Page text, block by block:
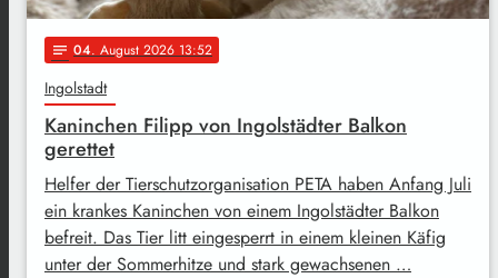
notes 04. August 2026 13:52
Ingolstadt
Kaninchen Filipp von Ingolstädter Balkon
gerettet
Helfer der Tierschutzorganisation PETA haben Anfang Juli
ein krankes Kaninchen von einem Ingolstädter Balkon
befreit. Das Tier litt eingesperrt in einem kleinen Käfig
unter der Sommerhitze und stark gewachsenen …